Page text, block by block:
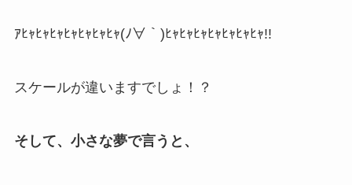
ｱﾋｬﾋｬﾋｬﾋｬﾋｬﾋｬﾋｬ(ﾉ∀｀)ﾋｬﾋｬﾋｬﾋｬﾋｬﾋｬﾋｬ!!
スケールが違いますでしょ！？
そして、小さな夢で言うと、